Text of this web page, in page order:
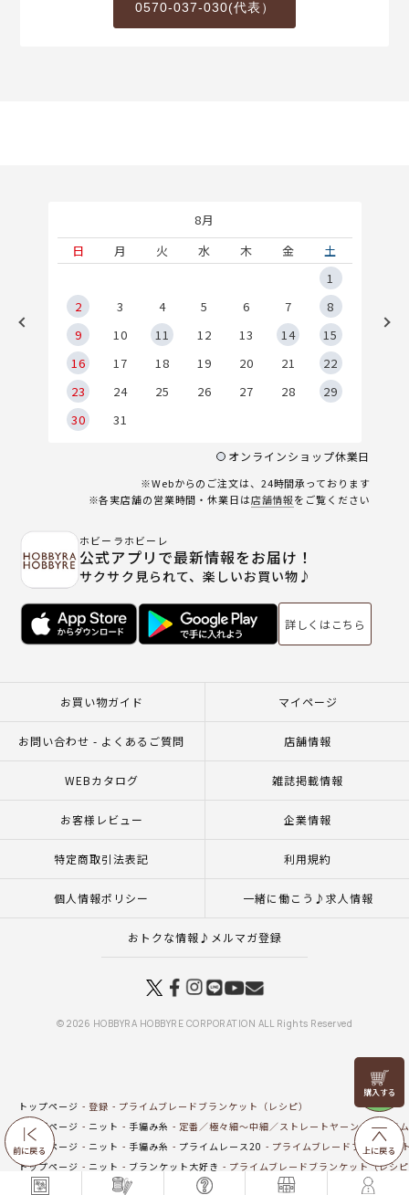
前に戻る
リリヤン
フェア
上に戻る
0570-037-030(代表）
8月
日
月 火 水 木 金
土
1
2
3 4 5 6 7
8
9
10 11 12 13 14
15
16
17 18 19 20 21
22
23
24 25 26 27 28
29
30
31
オンラインショップ休業日
※Webからのご注文は、24時間承っております
※各実店舗の営業時間・休業日は店舗情報をご覧ください
ホビーラホビーレ
公式アプリで最新情報をお届け！
サクサク見られて、楽しいお買い物♪
詳しくはこちら
お買い物ガイド マイページ
お問い合わせ - よくあるご質問 店舗情報
WEBカタログ 雑誌掲載情報
お客様レビュー 企業情報
特定商取引法表記 利用規約
個人情報ポリシー 一緒に働こう♪求人情報
おトクな情報♪メルマガ登録
© 2026 HOBBYRA HOBBYRE CORPORATION ALL Rights Reserved
トップページ 登録
プライムブレードブランケット（レシピ）
トップページ
ニット 手編み糸 定番／極々細～中細／ストレートヤーン
プライ
トップページ
ニット 手編み糸 プライムレース20
プライムブレードブランケッ
トップページ
ニット ブランケット大好き
プライムブレードブランケット（レシ
トップページ
ニット 手編み糸 春夏毛糸一覧 プライムレース20 プライムブレ